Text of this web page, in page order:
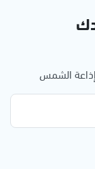
الشمس